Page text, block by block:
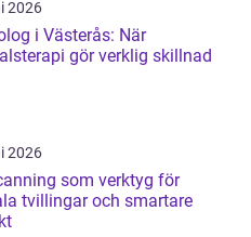
2026
i Västerås: När
gör verklig skillnad
2026
som verktyg för
tvillingar och smartare